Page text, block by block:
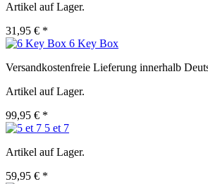
Artikel auf Lager.
31,95 € *
6 Key Box
Versandkostenfreie Lieferung innerhalb
Artikel auf Lager.
99,95 € *
5 et 7
Artikel auf Lager.
59,95 € *